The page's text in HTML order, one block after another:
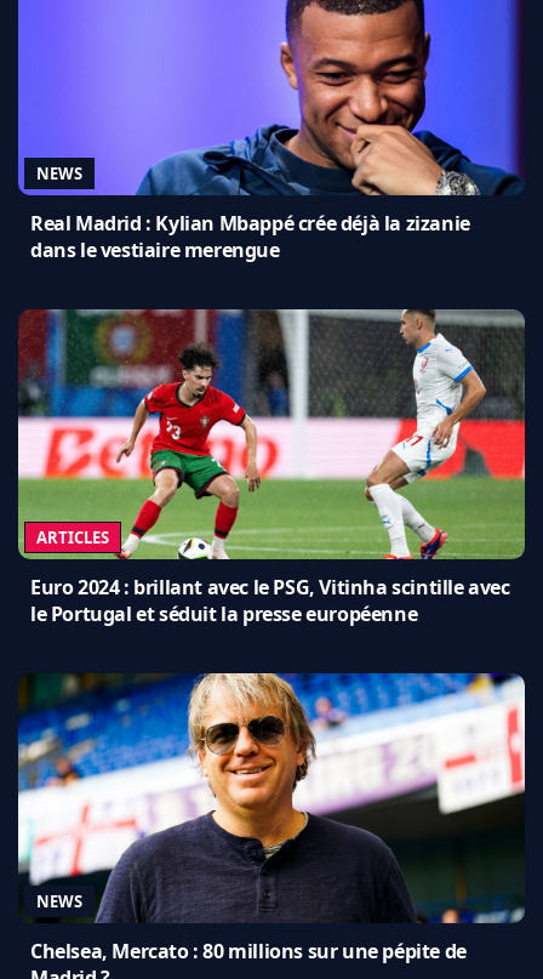
NEWS
Real Madrid : Kylian Mbappé crée déjà la zizanie
dans le vestiaire merengue
ARTICLES
Euro 2024 : brillant avec le PSG, Vitinha scintille avec
le Portugal et séduit la presse européenne
NEWS
Chelsea, Mercato : 80 millions sur une pépite de